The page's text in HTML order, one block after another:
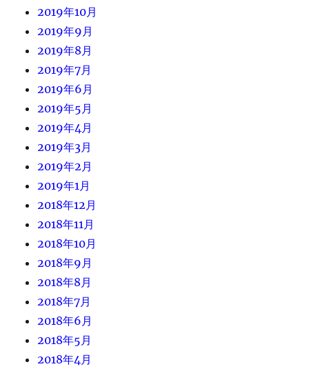
2019年10月
2019年9月
2019年8月
2019年7月
2019年6月
2019年5月
2019年4月
2019年3月
2019年2月
2019年1月
2018年12月
2018年11月
2018年10月
2018年9月
2018年8月
2018年7月
2018年6月
2018年5月
2018年4月